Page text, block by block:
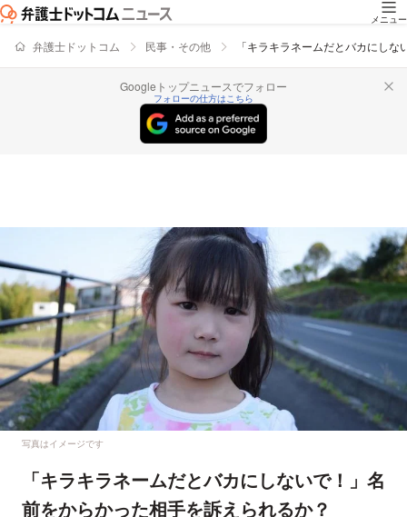
メニュー
弁護士ドットコム 民事・その他 「キラキラネームだとバカにし
Googleトップニュースでフォロー
フォローの仕方はこちら
写真はイメージです
「キラキラネームだとバカにしないで！」名
前をからかった相手を訴えられるか？